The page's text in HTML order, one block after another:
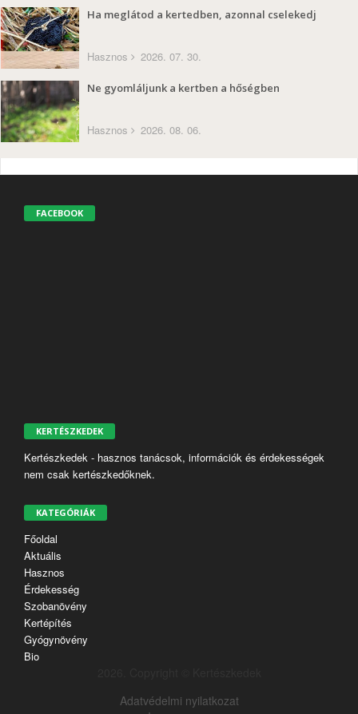
Ha meglátod a kertedben, azonnal cselekedj
Hasznos 2026. 07. 30.
Ne gyomláljunk a kertben a hőségben
Hasznos 2026. 08. 06.
FACEBOOK
KERTÉSZKEDEK
Kertészkedek - hasznos tanácsok, információk és érdekességek
nem csak kertészkedőknek.
KATEGÓRIÁK
Főoldal
Aktuális
Hasznos
Érdekesség
Szobanövény
Kertépítés
Gyógynövény
Bio
Adatvédelmi nyilatkozat